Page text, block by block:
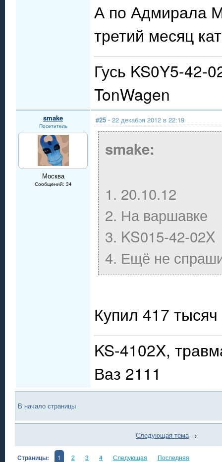
А по Адмирала
третий месяц
Гусь KS0Y5-42-
TonWagen
smake
Посетитель
Москва
Сообщений: 34
#25 - 22 декабря 2012 в 22:19
smake:
1. 20.10.12
2. На варшавке
3. KS015-42-02X
4. Ещё не
Купил 417
KS-4102X,
Ваз 2111
В начало страницы
Следующая тема→
Страницы: 1 2 3 4 Следующая Последняя